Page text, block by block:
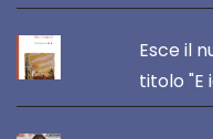
Esce il
titolo "E